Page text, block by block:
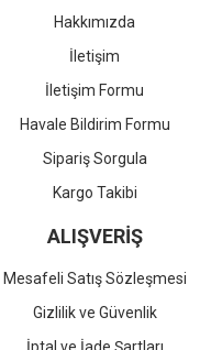
Hakkımızda
İletişim
İletişim Formu
Havale Bildirim Formu
Sipariş Sorgula
Kargo Takibi
ALIŞVERİŞ
Mesafeli Satış Sözleşmesi
Gizlilik ve Güvenlik